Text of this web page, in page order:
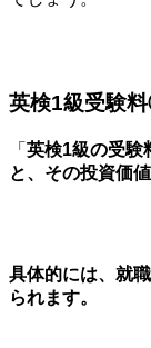
英検1級受験
「 英検1級の受験
と、その投資価
具体的には、就
られます。